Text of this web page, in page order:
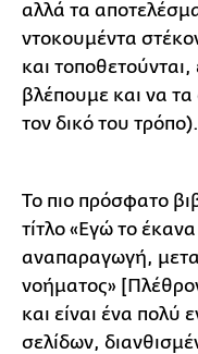
αλλά τα
ντοκουμέντα
και
βλέπουμε και να
τον δικό του τρόπο).
Το πιο πρόσφατο
τίτλο «Εγώ το
αναπαραγωγή,
νοήματος»
και είναι ένα πολύ
σελίδων,